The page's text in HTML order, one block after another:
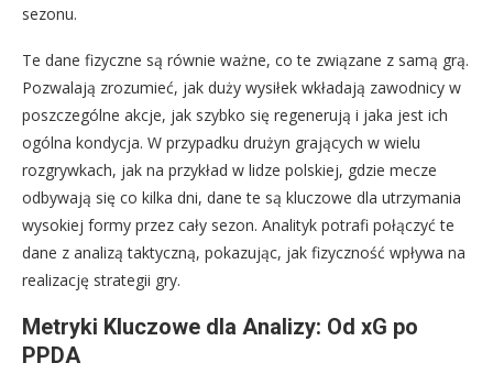
sezonu.
Te dane fizyczne są równie ważne, co te związane z samą grą.
Pozwalają zrozumieć, jak duży wysiłek wkładają zawodnicy w
poszczególne akcje, jak szybko się regenerują i jaka jest ich
ogólna kondycja. W przypadku drużyn grających w wielu
rozgrywkach, jak na przykład w lidze polskiej, gdzie mecze
odbywają się co kilka dni, dane te są kluczowe dla utrzymania
wysokiej formy przez cały sezon. Analityk potrafi połączyć te
dane z analizą taktyczną, pokazując, jak fizyczność wpływa na
realizację strategii gry.
Metryki Kluczowe dla Analizy: Od xG po
PPDA